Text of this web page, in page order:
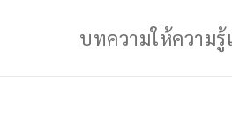
บทความให้ความรู้